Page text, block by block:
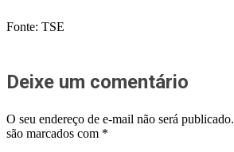
Fonte: TSE
Deixe um comentário
O seu endereço de e-mail não será publicado.
são marcados com *